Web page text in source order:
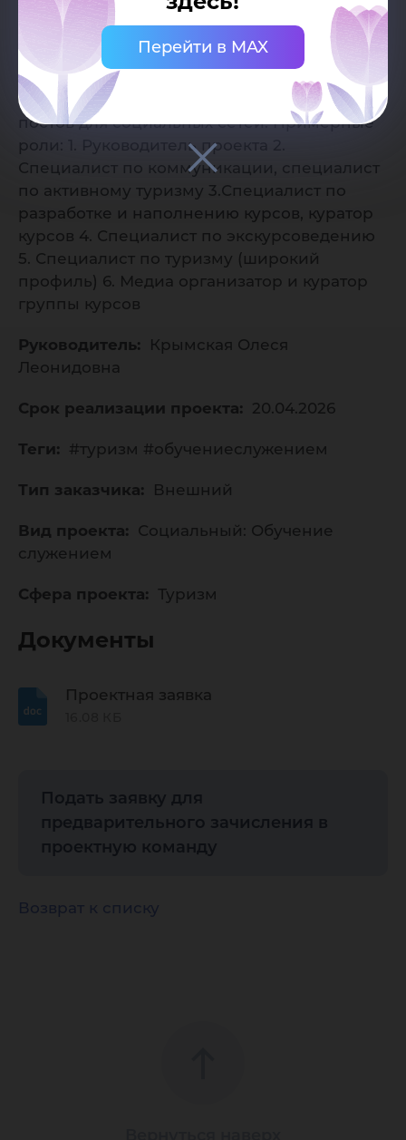
Перейти в MAX
Коммуникационные навыки. 3.
Креативность и инновационность. 4.
Организационные навыки. 5. Стремление к
постоянному развитию. 6. Базовые навыки
создания видеоконтента и написания
постов для социальных сетей. Примерные
роли: 1. Руководитель проекта 2.
Специалист по коммуникации, специалист
по активному туризму 3.Специалист по
разработке и наполнению курсов, куратор
курсов 4. Специалист по экскурсоведению
5. Специалист по туризму (широкий
профиль) 6. Медиа организатор и куратор
группы курсов
Руководитель:
Крымская Олеся
Леонидовна
Срок реализации проекта: 20.04.2026
Теги: #туризм #обучениеслужением
Тип заказчика: Внешний
Вид проекта: Социальный: Обучение
служением
Сфера проекта: Туризм
Документы
Проектная заявка
Подать заявку для
предварительного зачисления в
проектную команду
Возврат к списку